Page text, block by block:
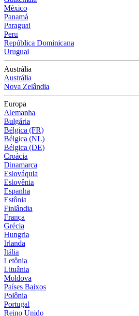
México
Panamá
Paraguai
Peru
República Dominicana
Uruguai
Austrália
Austrália
Nova Zelândia
Europa
Alemanha
Bulgária
Bélgica (FR)
Bélgica (NL)
Bélgica (DE)
Croácia
Dinamarca
Eslováquia
Eslovênia
Espanha
Estônia
Finlândia
França
Grécia
Hungria
Irlanda
Itália
Letônia
Lituânia
Moldova
Países Baixos
Polônia
Portugal
Reino Unido